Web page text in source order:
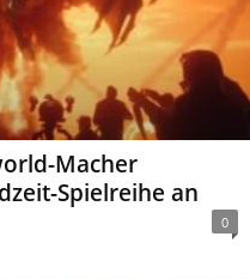
Macher
Spielreihe an
0